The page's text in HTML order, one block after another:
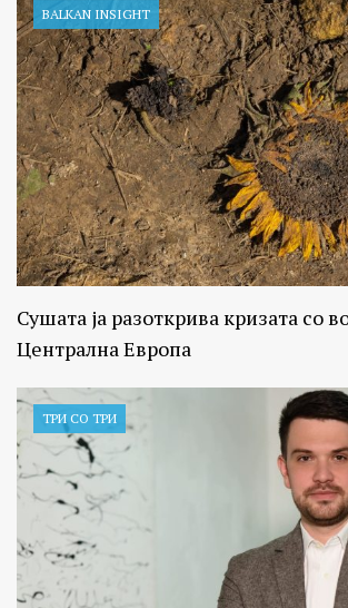
BALKAN INSIGHT
Сушата ја разоткрива кризата со
Централна Европа
ТРИ СО ТРИ